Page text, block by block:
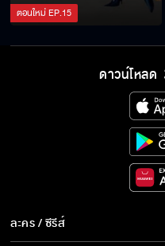
ตอนใหม่EP.15
ดาวน์โหลด
ละคร / ซีรีส์